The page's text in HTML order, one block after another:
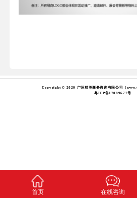
Copyright © 2020 广州精英商务咨询有限公司（
粤ICP备17089677号
首页 在线咨询